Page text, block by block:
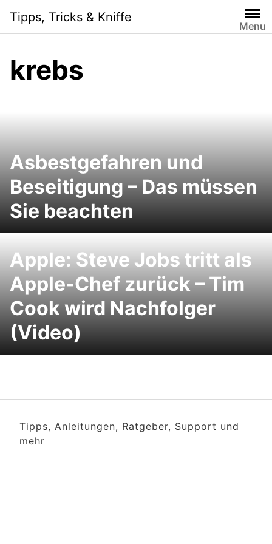
content
Tipps, Tricks & Kniffe
Menu
krebs
Asbestgefahren und
Beseitigung – Das müssen
Sie beachten
Apple: Steve Jobs tritt als
Apple-Chef zurück – Tim
Cook wird Nachfolger
(Video)
Tipps, Anleitungen, Ratgeber, Support und
mehr